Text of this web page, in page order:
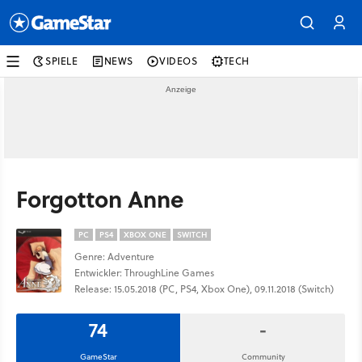
SPIELE NEWS VIDEOS TECH
Forgotton Anne
PC PS4 XBOX ONE SWITCH
Genre: Adventure
Entwickler: ThroughLine Games
Release: 15.05.2018 (PC, PS4, Xbox One), 09.11.2018 (Switch)
74
GameStar
-
Community